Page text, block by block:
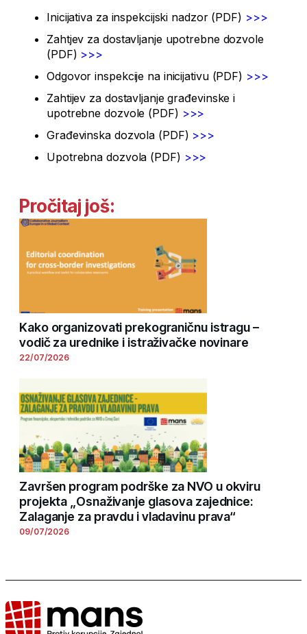
Inicijativa za inspekcijski nadzor (PDF) >>>
Zahtjev za dostavljanje upotrebne dozvole
(PDF) >>>
Odgovor inspekcije na inicijativu (PDF) >>>
Zahtijev za dostavljanje građevinske i
upotrebne dozvole (PDF) >>>
Građevinska dozvola (PDF) >>>
Upotrebna dozvola (PDF) >>>
Pročitaj još:
Kako organizovati prekograničnu istragu –
vodič za urednike i istraživačke novinare
22/07/2026
Završen program podrške za NVO u okviru
projekta „Osnaživanje glasova zajednice:
Zalaganje za pravdu i vladavinu prava“
09/07/2026